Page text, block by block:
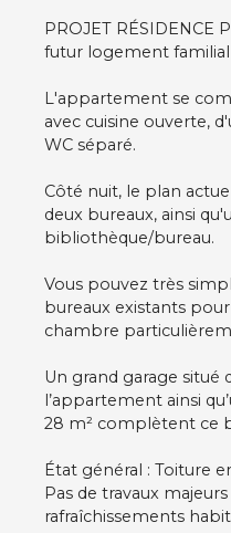
PROJET RÉSIDENCE
futur logement
L'appartement se
avec cuisine ouverte,
WC séparé.
Côté nuit, le plan
deux bureaux, ainsi
bibliothèque/bureau.
Vous pouvez très
bureaux existants
chambre
Un grand garage situé
l’appartement ainsi
28 m² complètent ce
État général : Toiture
Pas de travaux
rafraîchissements